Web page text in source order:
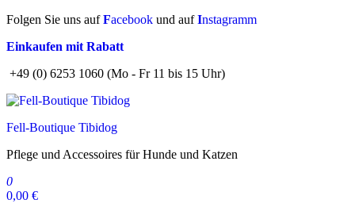
Zum
springen
Folgen Sie uns aufFacebook und aufInstagramm
Einkaufen mit Rabatt
+49 (0) 6253 1060 (Mo - Fr 11 bis 15 Uhr)
Fell-Boutique Tibidog
Pflege und Accessoires für Hunde und Katzen
0
0,00 €